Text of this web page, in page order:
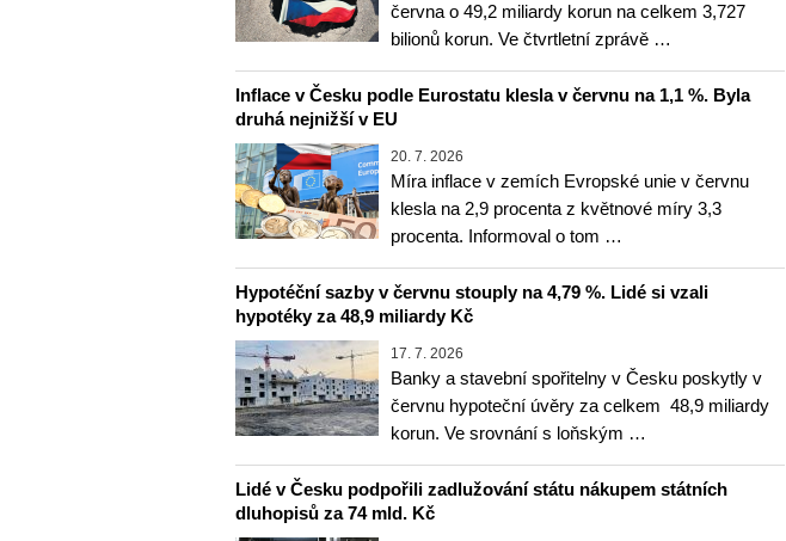
června o 49,2 miliardy korun na celkem 3,727
bilionů korun. Ve čtvrtletní zprávě …
Inflace v Česku podle Eurostatu klesla v červnu na 1,1 %. Byla
druhá nejnižší v EU
20. 7. 2026
Míra inflace v zemích Evropské unie v červnu
klesla na 2,9 procenta z květnové míry 3,3
procenta. Informoval o tom …
Hypotéční sazby v červnu stouply na 4,79 %. Lidé si vzali
hypotéky za 48,9 miliardy Kč
17. 7. 2026
Banky a stavební spořitelny v Česku poskytly v
červnu hypoteční úvěry za celkem 48,9 miliardy
korun. Ve srovnání s loňským …
Lidé v Česku podpořili zadlužování státu nákupem státních
dluhopisů za 74 mld. Kč